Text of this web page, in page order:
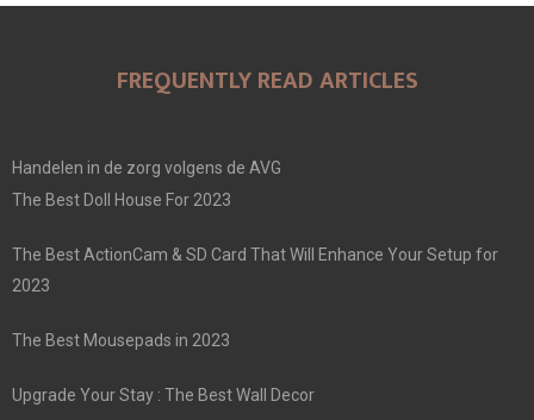
FREQUENTLY READ ARTICLES
Handelen in de zorg volgens de AVG
The Best Doll House For 2023
The Best ActionCam & SD Card That Will Enhance Your Setup for
2023
The Best Mousepads in 2023
Upgrade Your Stay : The Best Wall Decor